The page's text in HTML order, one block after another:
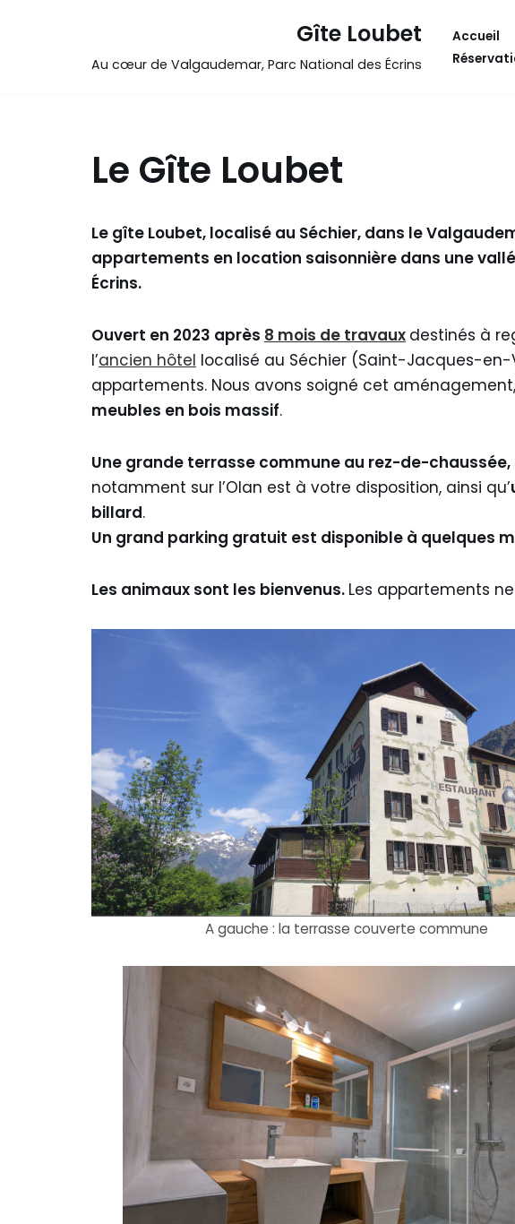
Gîte Loubet
Au cœur de Valgaudemar, Parc National des Écrins
Accueil
Le Gîte Loubet
Le gîte Loubet, localisé au Séchier, dans le
appartements en location saisonnière dans une
Écrins.
Ouvert en 2023 après 8 mois de travaux destinés à
l’ancien hôtel localisé au Séchier (Saint-Jacques-
appartements. Nous avons soigné cet
meubles en bois massif.
Une grande terrasse commune au rez-de-
notamment sur l’Olan est à votre disposition, ainsi qu’
billard.
Un grand parking gratuit est disponible à quelques
Les animaux sont les bienvenus. Les appartements
A gauche : la terrasse couverte commune